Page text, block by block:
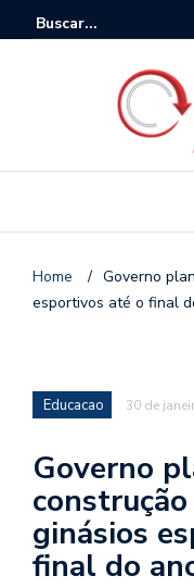
Home / Governo
esportivos até o final
Educacao 30 de
Governo
ginásios
final do